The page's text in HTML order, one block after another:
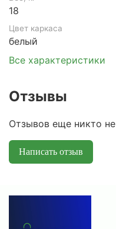
18
Цвет каркаса
белый
Все характеристики
Отзывы
Отзывов еще никто
Написать отзыв